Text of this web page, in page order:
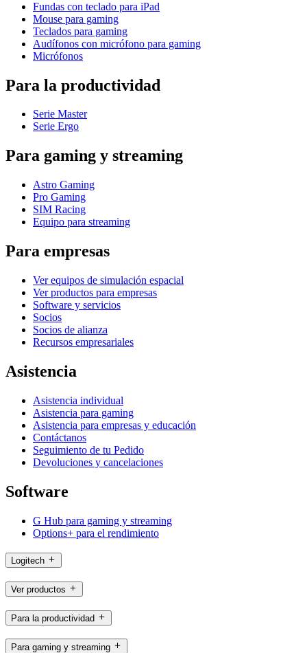
Fundas con teclado para iPad
Mouse para gaming
Teclados para gaming
Audífonos con micrófono para gaming
Micrófonos
Para la productividad
Serie Master
Serie Ergo
Para gaming y streaming
Astro Gaming
Pro Gaming
SIM Racing
Equipo para streaming
Para empresas
Ver equipos de simulación espacial
Ver productos para empresas
Software y servicios
Socios
Socios de alianza
Recursos empresariales
Asistencia
Asistencia individual
Asistencia para gaming
Asistencia para empresas y educación
Contáctanos
Seguimiento de tu Pedido
Devoluciones y cancelaciones
Software
G Hub para gaming y streaming
Options+ para el rendimiento
Logitech
Ver productos
Para la productividad
Para gaming y streaming